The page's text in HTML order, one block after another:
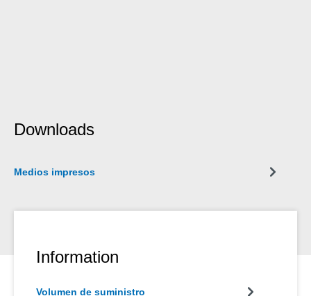
Downloads
Medios impresos
Information
Volumen de suministro